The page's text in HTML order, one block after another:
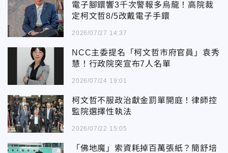
電子腳鐶響3千次警報多烏龍！高院裁
定柯文哲8/5改戴電子手鐶
2026/07/27 14:37
NCC主委提名「柯文哲市府官員」袁秀
慧！行政院突宣布7人名單
2026/07/24 19:01
柯文哲不服政治獻金罰單開庭！律師控
監院選擇性執法
2026/07/22 15:05
「佛地魔」索資耗掉百萬張紙？簡舒培